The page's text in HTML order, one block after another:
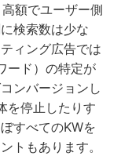
額でユーザー側
検索数は少な
ィング広告では
ード）の特定が
ンバージョンし
を停止したりす
すべてのKWを
トもあります。